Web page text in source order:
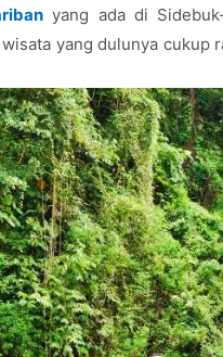
yang ada di
yang dulunya cukup